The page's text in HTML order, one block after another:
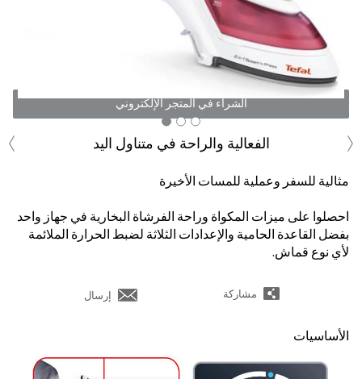
‹ ›
الشراء في المتجر الإلكتروني
الفعالية والراحة في متناول اليد
مثالية للسفر وعملية للمسات الأخيرة
احصلوا على ميزات المكواة وراحة الفرشاة البخارية في جهاز واحد
بفضل القاعدة الحامية والإعدادات الثلاثة لضبط الحرارة الملائمة
لأي نوع قماش.
مشاركة إرسال
الأساسيات